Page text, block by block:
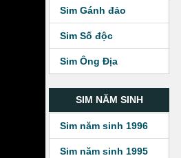
Sim Gánh đảo
Sim Số độc
Sim Ông Địa
SIM NĂM SINH
Sim năm sinh 1996
Sim năm sinh 1995